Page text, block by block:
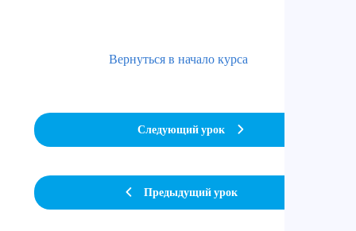
Предыдущий урок
Вернуться в начало курса
Следующий урок